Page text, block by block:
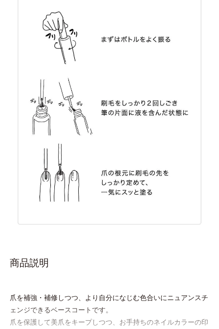
商品説明
爪を補強・補修しつつ、より自分になじむ色合いにニュアンスチ
ェンジできるベースコートです。
爪を保護して美爪をキープしつつ、お手持ちのネイルカラーの印